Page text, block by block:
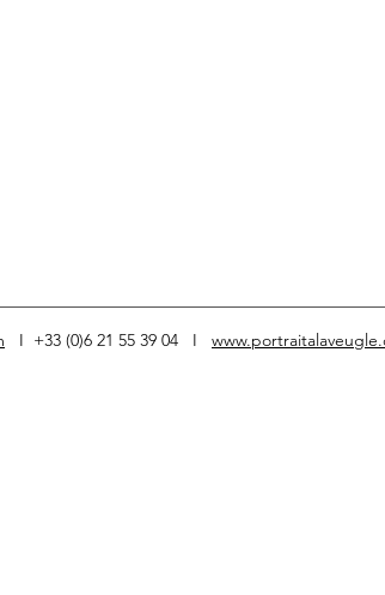
I +33 (0)6 21 55 39 04 I